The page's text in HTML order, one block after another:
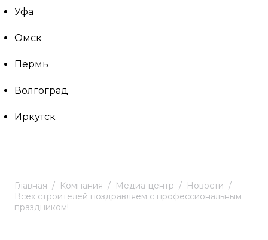
Уфа
Омск
Пермь
Волгоград
Иркутск
Главная Компания Медиа-центр
Новости
Всех строителей поздравляем с профессиональным
праздником!